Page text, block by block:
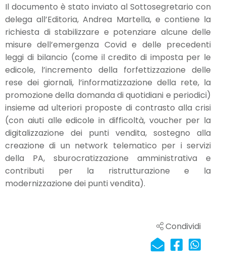
Il documento è stato inviato al Sottosegretario con
delega all’Editoria, Andrea Martella, e contiene la
richiesta di stabilizzare e potenziare alcune delle
misure dell’emergenza Covid e delle precedenti
leggi di bilancio (come il credito di imposta per le
edicole, l’incremento della forfettizzazione delle
rese dei giornali, l’informatizzazione della rete, la
promozione della domanda di quotidiani e periodici)
insieme ad ulteriori proposte di contrasto alla crisi
(con aiuti alle edicole in difficoltà, voucher per la
digitalizzazione dei punti vendita, sostegno alla
creazione di un network telematico per i servizi
della PA, sburocratizzazione amministrativa e
contributi per la ristrutturazione e la
modernizzazione dei punti vendita).
Condividi